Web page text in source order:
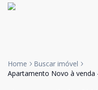
Home
Buscar imóvel
Apartamento Novo à venda